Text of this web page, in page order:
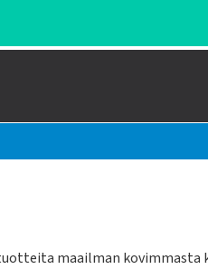
maailman kovimmasta